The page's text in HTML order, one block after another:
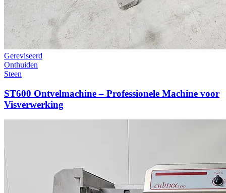
Gereviseerd
Onthuiden
Steen
ST600 Ontvelmachine – Professionele Machine voor
Visverwerking